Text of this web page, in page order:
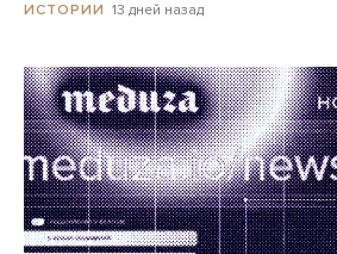
ИСТОРИИ 13 дней назад